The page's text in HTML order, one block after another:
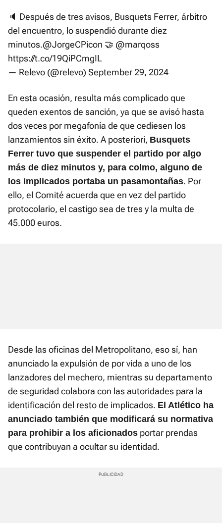
🔈 Después de tres avisos, Busquets Ferrer, árbitro
del encuentro, lo suspendió durante diez
minutos.@JorgeCPicon 🤝 @marqoss
https://t.co/19QiPCmgIL
— Relevo (@relevo) September 29, 2024
En esta ocasión, resulta más complicado que
queden exentos de sanción, ya que se avisó hasta
dos veces por megafonía de que cediesen los
lanzamientos sin éxito. A posteriori, Busquets
Ferrer tuvo que suspender el partido por algo
más de diez minutos y, para colmo, alguno de
los implicados portaba un pasamontañas. Por
ello, el Comité acuerda que en vez del partido
protocolario, el castigo sea de tres y la multa de
45.000 euros.
Desde las oficinas del Metropolitano, eso sí, han
anunciado la expulsión de por vida a uno de los
lanzadores del mechero, mientras su departamento
de seguridad colabora con las autoridades para la
identificación del resto de implicados. El Atlético ha
anunciado también que modificará su normativa
para prohibir a los aficionados portar prendas
que contribuyan a ocultar su identidad.